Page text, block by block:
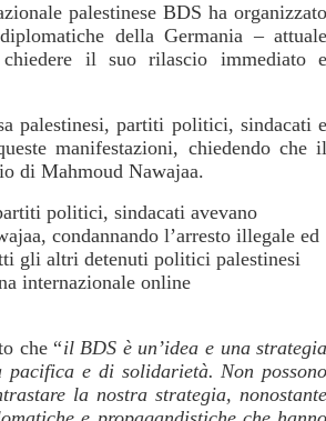
palestinese BDS ha organizzato
della Germania – attuale
il suo rilascio immediato e
palestinesi, partiti politici, sindacati e
manifestazioni, chiedendo che il
di Mahmoud Nawajaa.
politici, sindacati avevano
condannando l’arresto illegale ed
gli altri detenuti politici palestinesi
internazionale online
che “il BDS è un’idea e una strategia
pacifica e di solidarietà. Non possono
la nostra strategia, nonostante